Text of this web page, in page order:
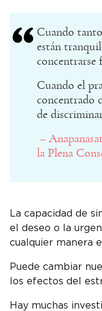
Cuando
están
concentrarse
Cuando el
concentrado
de
–
la Plena
La capacidad de
el deseo o la
cualquier manera
Puede cambiar
los efectos del
Hay muchas